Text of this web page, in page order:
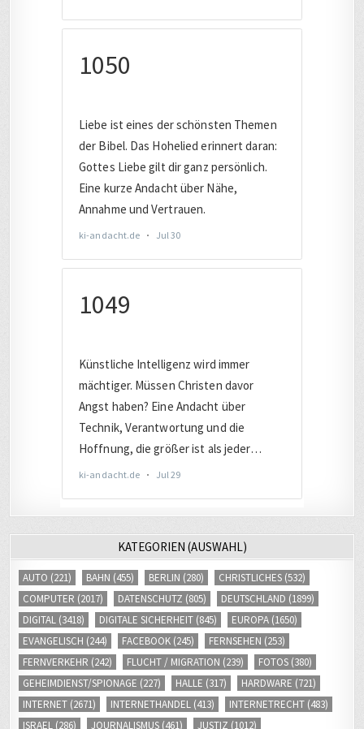
KATEGORIEN (AUSWAHL)
AUTO (221) BAHN (455) BERLIN (280) CHRISTLICHES (532)
COMPUTER (2017) DATENSCHUTZ (805) DEUTSCHLAND (1899)
DIGITAL (3418) DIGITALE SICHERHEIT (845) EUROPA (1650)
EVANGELISCH (244) FACEBOOK (245) FERNSEHEN (253)
FERNVERKEHR (242) FLUCHT / MIGRATION (239) FOTOS (380)
GEHEIMDIENST/SPIONAGE (227) HALLE (317) HARDWARE (721)
INTERNET (2671) INTERNETHANDEL (413) INTERNETRECHT (483)
ISRAEL (286) JOURNALISMUS (461) JUSTIZ (1012)